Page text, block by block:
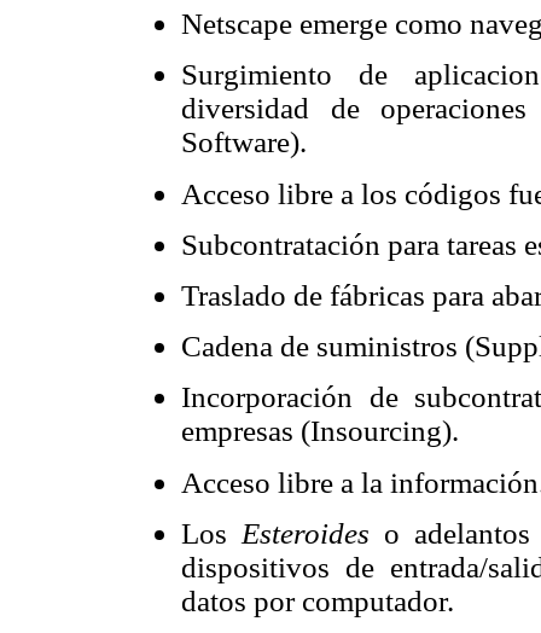
Netscape emerge como
Surgimiento de
diversidad de
Software).
Acceso libre a los códigos
Subcontratación para tareas
Traslado de fábricas para
Cadena de suministros
Incorporación de
empresas (Insourcing).
Acceso libre a la
Los Esteroides o
dispositivos de entrada/
datos por computador.